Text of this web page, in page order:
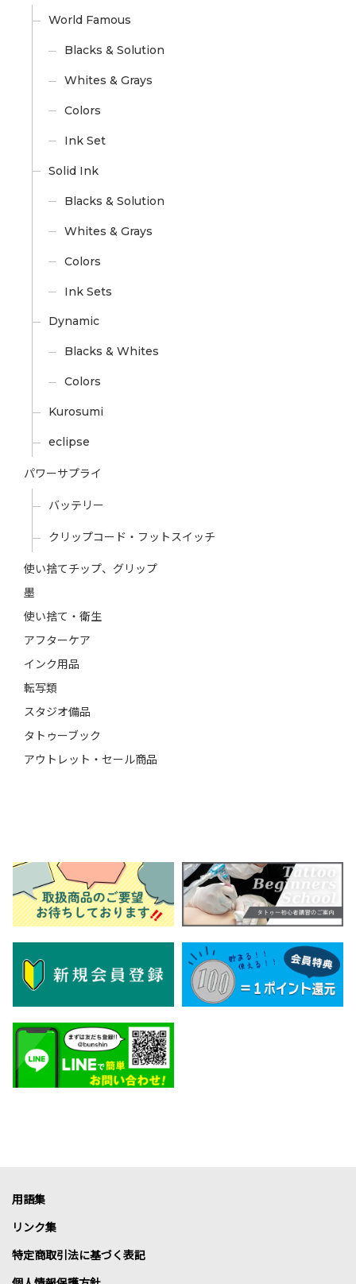
World Famous
Blacks & Solution
Whites & Grays
Colors
Ink Set
Solid Ink
Blacks & Solution
Whites & Grays
Colors
Ink Sets
Dynamic
Blacks & Whites
Colors
Kurosumi
eclipse
パワーサプライ
バッテリー
クリップコード・フットスイッチ
使い捨てチップ、グリップ
墨
使い捨て・衛生
アフターケア
インク用品
転写類
スタジオ備品
タトゥーブック
アウトレット・セール商品
用語集
リンク集
特定商取引法に基づく表記